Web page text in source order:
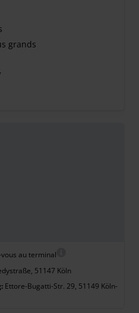
grands
vous au terminal
51147 Köln
Ettore-Bugatti-Str. 29, 51149 Köln-